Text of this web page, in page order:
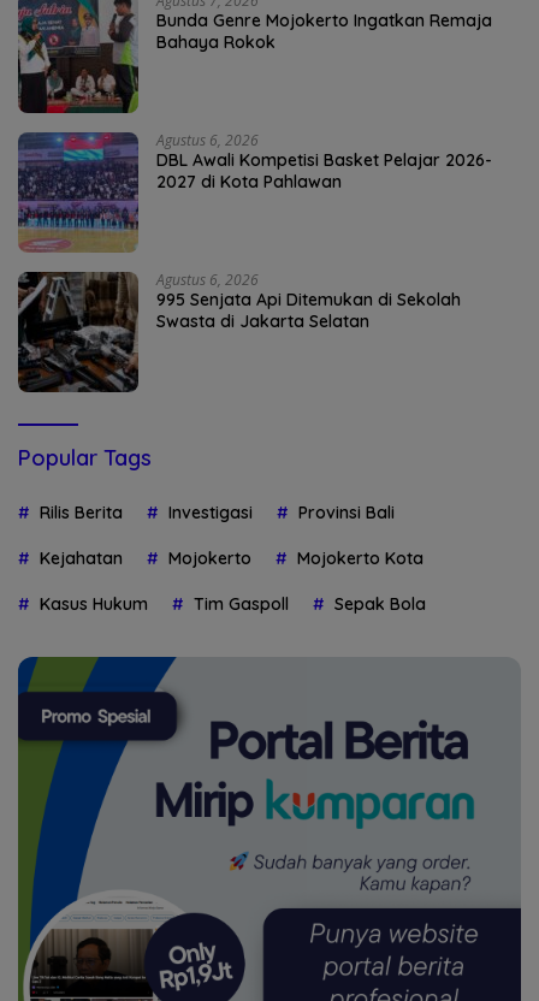
Bunda Genre Mojokerto Ingatkan Remaja
Bahaya Rokok
Agustus 6, 2026
DBL Awali Kompetisi Basket Pelajar 2026-
2027 di Kota Pahlawan
Agustus 6, 2026
995 Senjata Api Ditemukan di Sekolah
Swasta di Jakarta Selatan
Popular Tags
Rilis Berita Investigasi Provinsi Bali
Kejahatan Mojokerto Mojokerto Kota
Kasus Hukum Tim Gaspoll Sepak Bola